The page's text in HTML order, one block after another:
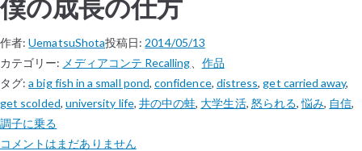
僕の成長の仕方
作者:UematsuShota投稿日: 2014/05/13
カテゴリー: メディアコンテ Recalling
作品
タグ:a big fish in a small pond, confidence, distress,get carried away,
get scolded, university life, 井の中の蛙, 大学生活, 怒られる,悩み, 自信,
調子に乗る
コメントはまだありません